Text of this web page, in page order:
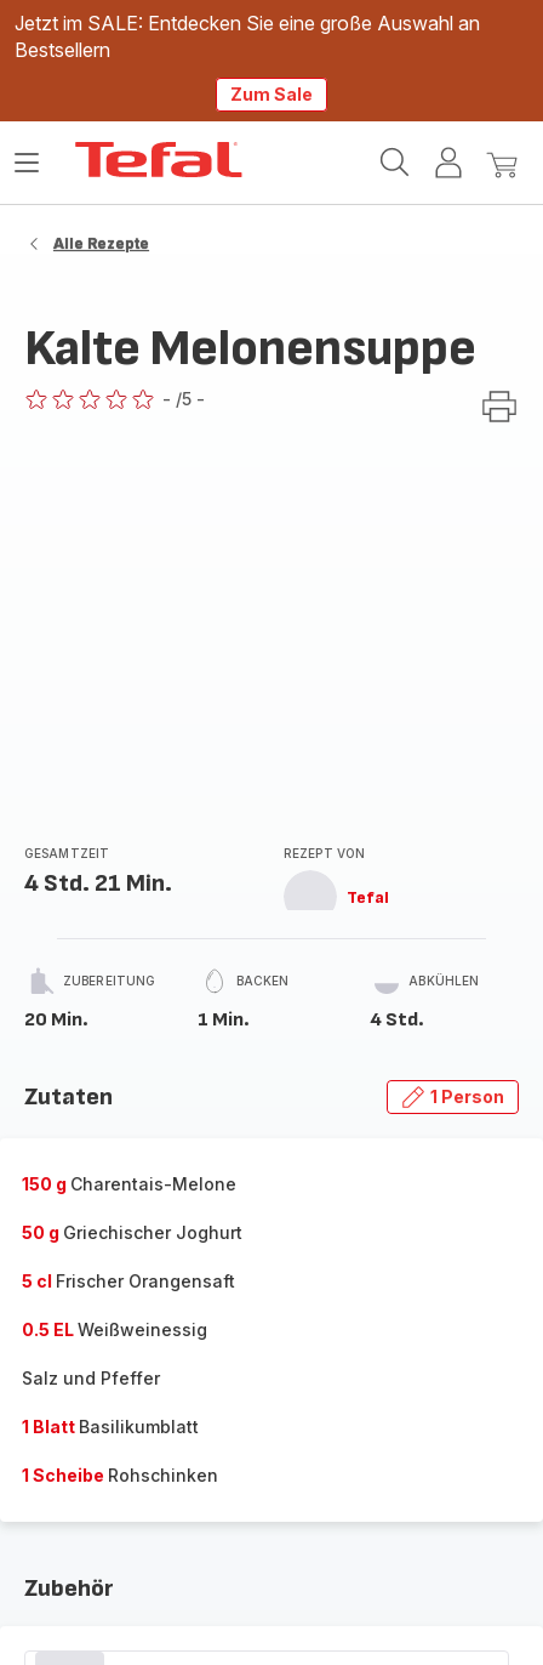
Jetzt im SALE: Entdecken Sie eine große Auswahl an
Bestsellern
Zum Sale
Mein
Mein
Das
Alle Rezepte
Kalte Melonensuppe
- /5 -
GESAMTZEIT
4 Std. 21 Min.
REZEPT VON
Tefal
ZUBEREITUNG
20 Min.
BACKEN
1 Min.
ABKÜHLEN
4 Std.
Zutaten 1 Person
150 g Charentais-Melone
50 g Griechischer Joghurt
5 cl Frischer Orangensaft
0.5 ELWeißweinessig
Salz und Pfeffer
1 Blatt Basilikumblatt
1 Scheibe Rohschinken
Zubehör